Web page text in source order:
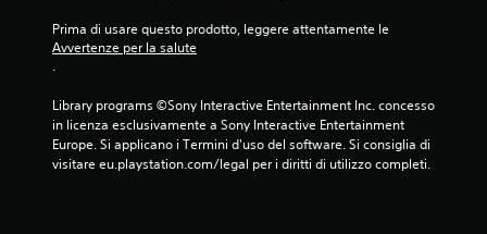
Prima di usare questo prodotto, leggere attentamente le
Avvertenze per la salute
.
Library programs ©Sony Interactive Entertainment Inc. concesso
in licenza esclusivamente a Sony Interactive Entertainment
Europe. Si applicano i Termini d'uso del software. Si consiglia di
visitare eu.playstation.com/legal per i diritti di utilizzo completi.